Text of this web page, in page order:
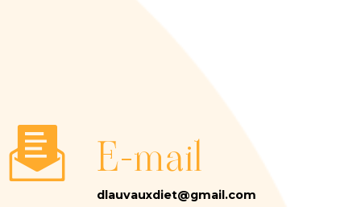
E-mail
dlauvauxdiet@gmail.com